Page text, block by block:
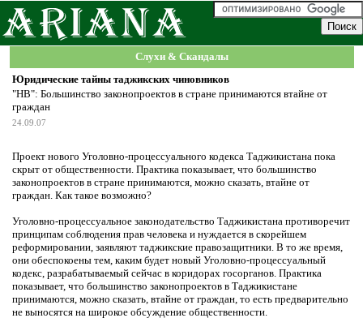
Слухи & Скандалы
Юридические тайны таджикских чиновников
"НВ": Большинство законопроектов в стране принимаются втайне от
граждан
24.09.07
Проект нового Уголовно-процессуального кодекса Таджикистана пока
скрыт от общественности. Практика показывает, что большинство
законопроектов в стране принимаются, можно сказать, втайне от
граждан. Как такое возможно?
Уголовно-процессуальное законодательство Таджикистана противоречит
принципам соблюдения прав человека и нуждается в скорейшем
реформировании, заявляют таджикские правозащитники. В то же время,
они обеспокоены тем, каким будет новый Уголовно-процессуальный
кодекс, разрабатываемый сейчас в коридорах госорганов. Практика
показывает, что большинство законопроектов в Таджикистане
принимаются, можно сказать, втайне от граждан, то есть предварительно
не выносятся на широкое обсуждение общественности.